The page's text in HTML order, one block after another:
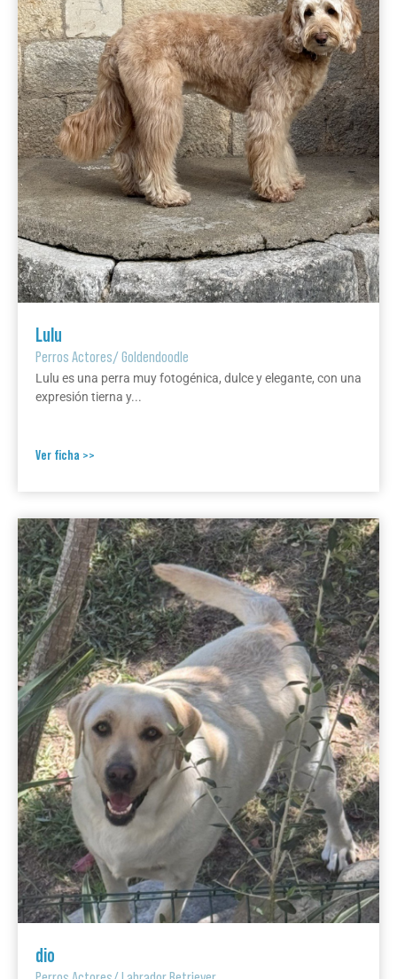
Lulu
Perros Actores/Goldendoodle
Lulu es una perra muy fotogénica, dulce y elegante, con una
expresión tierna y...
Ver ficha >>
dio